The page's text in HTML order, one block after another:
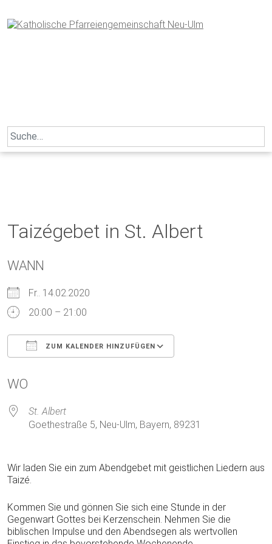
to
content
Search
for:
Taizégebet in St. Albert
WANN
Fr.. 14.02.2020
20:00 – 21:00
ZUM KALENDER HINZUFÜGEN
WO
St. Albert
Goethestraße 5, Neu-Ulm, Bayern, 89231
Wir laden Sie ein zum Abendgebet mit geistlichen Liedern aus
Taizé.
Kommen Sie und gönnen Sie sich eine Stunde in der
Gegenwart Gottes bei Kerzenschein. Nehmen Sie die
biblischen Impulse und den Abendsegen als wertvollen